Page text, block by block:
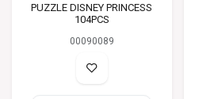
PUZZLE DISNEY PRINCESS
104PCS
00090089